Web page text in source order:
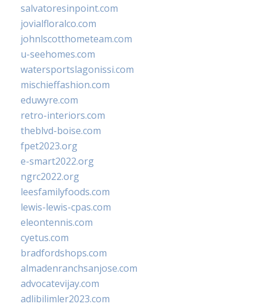
salvatoresinpoint.com
jovialfloralco.com
johnlscotthometeam.com
u-seehomes.com
watersportslagonissi.com
mischieffashion.com
eduwyre.com
retro-interiors.com
theblvd-boise.com
fpet2023.org
e-smart2022.org
ngrc2022.org
leesfamilyfoods.com
lewis-lewis-cpas.com
eleontennis.com
cyetus.com
bradfordshops.com
almadenranchsanjose.com
advocatevijay.com
adlibilimler2023.com